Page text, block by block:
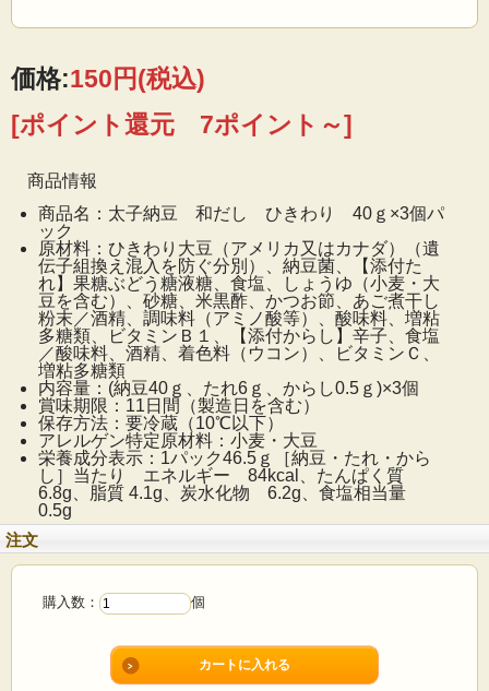
香る旨みの“あわせだし”たれ付納豆が登場！
あご煮干しとかつお節を合わせた、旨みと香りが強
い“あわせだし”のたれで納豆がよりおいしく食べられま
す。
価格:150円(税込)
[ポイント還元 7ポイント～]
商品情報
商品名：太子納豆 和だし ひきわり 40ｇ×3個パ
ック
原材料：ひきわり大豆（アメリカ又はカナダ）（遺
伝子組換え混入を防ぐ分別）、納豆菌、【添付た
れ】果糖ぶどう糖液糖、食塩、しょうゆ（小麦・大
豆を含む）、砂糖、米黒酢、かつお節、あご煮干し
粉末／酒精、調味料（アミノ酸等）、酸味料、増粘
多糖類、ビタミンＢ１、【添付からし】辛子、食塩
／酸味料、酒精、着色料（ウコン）、ビタミンＣ、
増粘多糖類
内容量：(納豆40ｇ、たれ6ｇ、からし0.5ｇ)×3個
賞味期限：11日間（製造日を含む）
保存方法：要冷蔵（10℃以下）
アレルゲン特定原材料：小麦・大豆
栄養成分表示：1パック46.5ｇ［納豆・たれ・から
し］当たり エネルギー 84kcal、たんぱく質
6.8g、脂質 4.1g、炭水化物 6.2g、食塩相当量
0.5g
注文
購入数： 個